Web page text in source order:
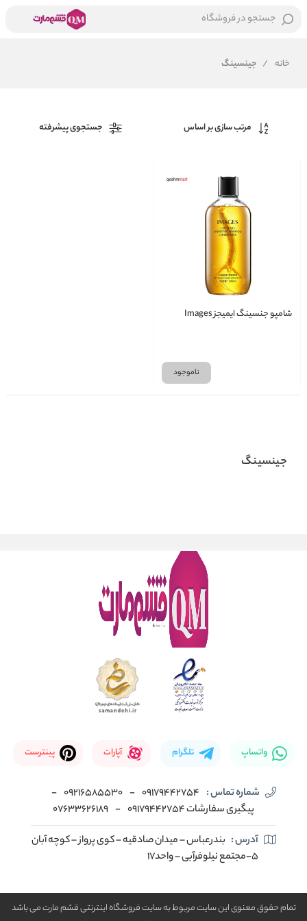
جستجو در فروشگاه
خانه / جینسینگ
مرتب سازی بر اساس جستجوی پیشرفته
شامپو جنسینگ ایمیجز Images
ناموجود
جینسینگ
واتساپ تلگرام آپارات پینترست
شماره تماس : 09179442754
-
09216585530
-
پیگیری سفارشات 09179442754
-
07633626189
آدرس : بندرعباس – میدان صادقیه – کوی پرواز – کوچه آبان
5-مجتمع نیلوفرآبی – واحد17
تمام حقوق معنوی این سایت مربوط به سایت فروشگاه اینترنتی قشم مارت می باشد